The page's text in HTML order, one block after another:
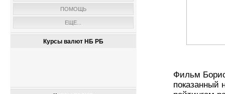
ПОМОЩЬ
ЕЩЕ...
Курсы валют НБ РБ
Фильм
показанный